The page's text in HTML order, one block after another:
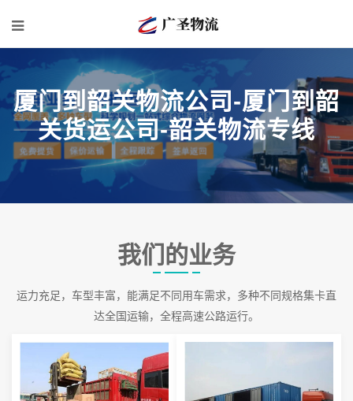
厦门到韶关物流公司-厦门到韶
关货运公司-韶关物流专线
我们的业务
运力充足，车型丰富，能满足不同用车需求，多种不同规格集卡直
达全国运输，全程高速公路运行。